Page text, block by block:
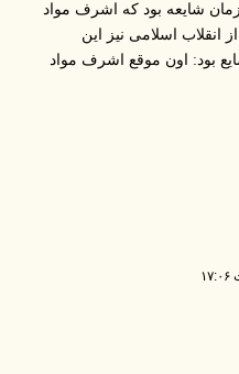
شایعه بود که اشرف مواد
انقلاب اسلامی نیز این
بود: اون موقع اشرف مواد